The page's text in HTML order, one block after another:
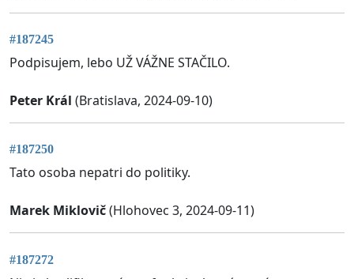
#187245
Podpisujem, lebo UŽ VÁŽNE STAČILO.
Peter Král (Bratislava, 2024-09-10)
#187250
Tato osoba nepatri do politiky.
Marek Miklovič(Hlohovec 3, 2024-09-11)
#187272